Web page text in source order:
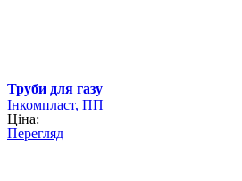
Труби для газу
Інкомпласт, ПП
Ціна:
Перегляд